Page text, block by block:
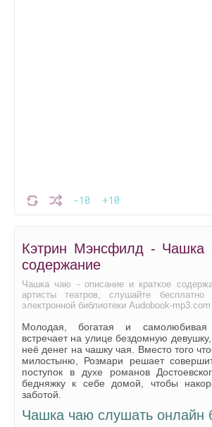
-10 +10
Кэтрин Мэнсфилд - Чашка
содержание
Чашка чаю - описание и краткое
артисты театров, слушайте
электронной библиотеки Audobook-mp3.com
Молодая, богатая и
встречает на улице бездомную
неё денег на чашку чая. Вместо того
милостыню, Розмари решает
поступок в духе романов
бедняжку к себе домой, чтобы
заботой.
Чашка чаю слушать онлайн